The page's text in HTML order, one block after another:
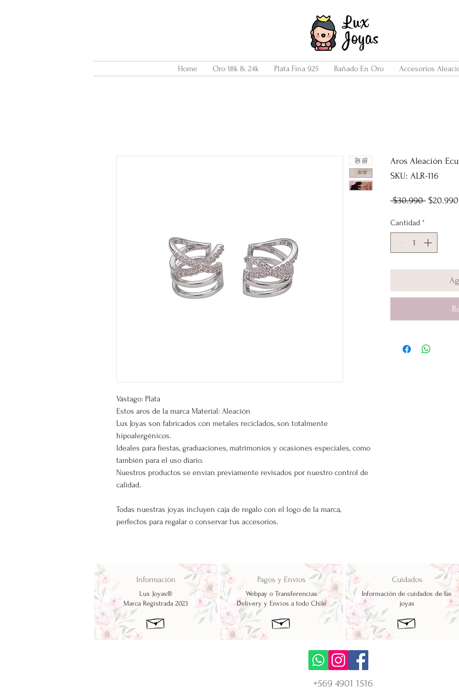
Home Oro 18k & 24k Plata Fina 925 Bañado En Oro Accesorios
Vástago: Plata
Estos aros de la marca Material: Aleación
Lux Joyas son fabricados con metales reciclados, son totalmente
hipoalergénicos.
Ideales para fiestas, graduaciones, matrimonios y ocasiones especiales, como
también para el uso diario.
Nuestros productos se envían previamente revisados por nuestro control de
calidad.
Todas nuestras joyas incluyen caja de regalo con el logo de la marca,
perfectos para regalar o conservar tus accesorios.
Aros Aleación
SKU: ALR-116
$30.990 Precio
$20.990
Cantidad *
Información
Lux Joyas®
Marca Registrada 2023
Pagos y Envíos
Webpay o Transferencias
Delivery y Envíos a todo Chile
Cuidados
Información de cuidados de las
joyas
+569 4901 1516